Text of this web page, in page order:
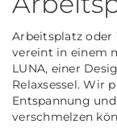
Arbeitsplatz oder
vereint in einem
LUNA, einer
Relaxsessel. Wir
Entspannung
verschmelzen